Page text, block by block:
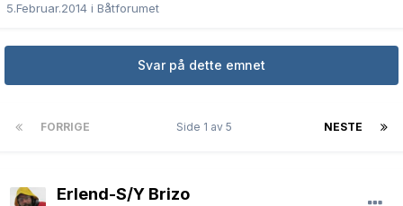
5.Februar.2014 i Båtforumet
Svar på dette emnet
FORRIGE NESTE
Side 1 av 5
Erlend-S/Y Brizo